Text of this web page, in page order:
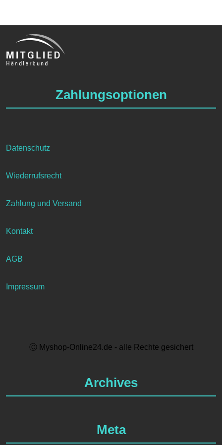
Zahlungsoptionen
Datenschutz
Wiederrufsrecht
Zahlung und Versand
Kontakt
AGB
Impressum
Ⓒ Myshop-Online24.de - alle Rechte gesichert
Archives
Meta